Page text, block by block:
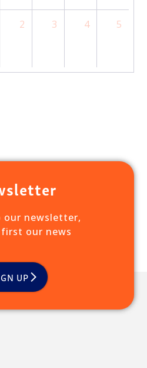
2 3 4 5
our newsletter,
our news
UP